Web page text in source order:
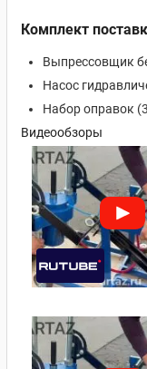
Комплект
Выпрессовщик
Насос
Набор оправок
Видеообзоры